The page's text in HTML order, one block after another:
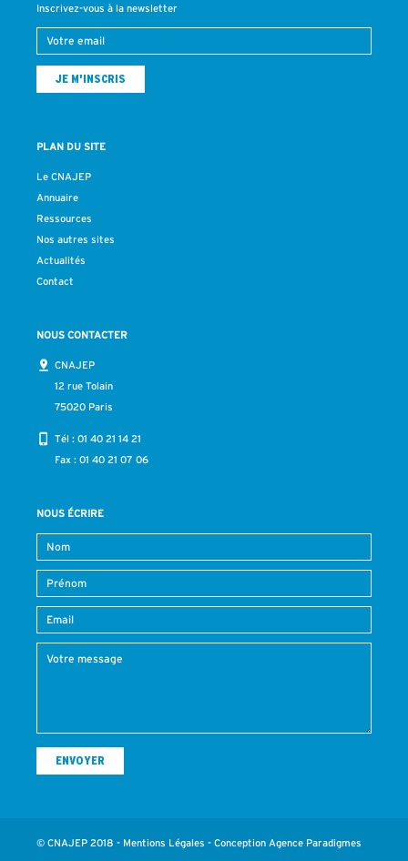
Inscrivez-vous à la newsletter
PLAN DU SITE
Le CNAJEP
Annuaire
Ressources
Nos autres sites
Actualités
Contact
NOUS CONTACTER
CNAJEP
12 rue Tolain
75020 Paris
Tél : 01 40 21 14 21
Fax : 01 40 21 07 06
NOUS ÉCRIRE
© CNAJEP 2018 - Mentions Légales - Conception Agence Paradigmes